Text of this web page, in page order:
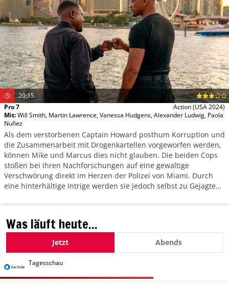
20:15
Pro 7
Action(USA 2024)
Mit:Will Smith, Martin Lawrence,Vanessa Hudgens,Alexander Ludwig, Paola
Nuñez
Als dem verstorbenen Captain Howard posthum Korruption und
die Zusammenarbeit mit Drogenkartellen vorgeworfen werden,
können Mike und Marcus dies nicht glauben. Die beiden Cops
stoßen bei ihren Nachforschungen auf eine gewaltige
Verschwörung direkt im Herzen der Polizei von Miami. Durch
eine hinterhältige Intrige werden sie jedoch selbst zu Gejagten
Was läuft heute...
Jetzt Abends
Tagesschau